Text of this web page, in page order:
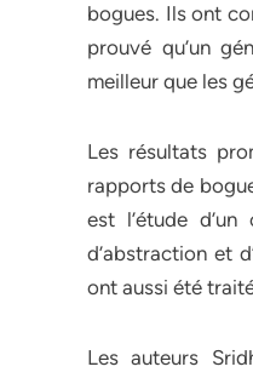
bogues. Ils ont
prouvé qu’un
meilleur que les
Les résultats
rapports de
est l’étude
d’abstraction et
ont aussi été
Les auteurs